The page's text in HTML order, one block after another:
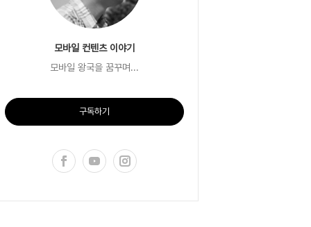
모바일 컨텐츠 이야기
모바일 왕국을 꿈꾸며...
구독하기